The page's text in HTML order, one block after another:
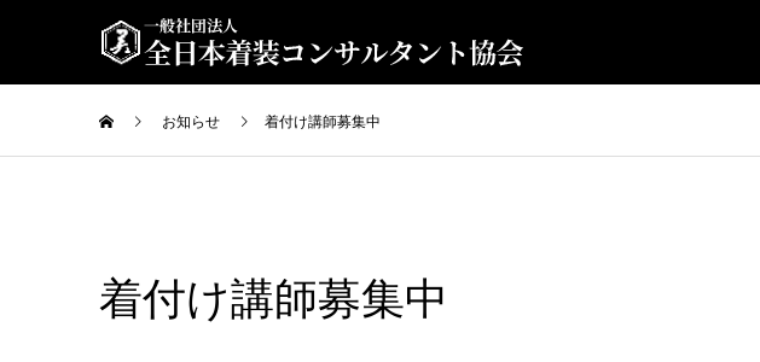
お知らせ 着付け講師募集中
着付け講師募集中